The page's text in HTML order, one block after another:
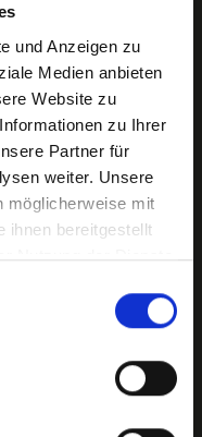
und Anzeigen zu
Medien anbieten
Website zu
zu Ihrer
Partner für
weiter. Unsere
möglicherweise mit
ihnen bereitgestellt
Nutzung der Dienste
einen
Orts- und
Verkaufspreis
geeignete